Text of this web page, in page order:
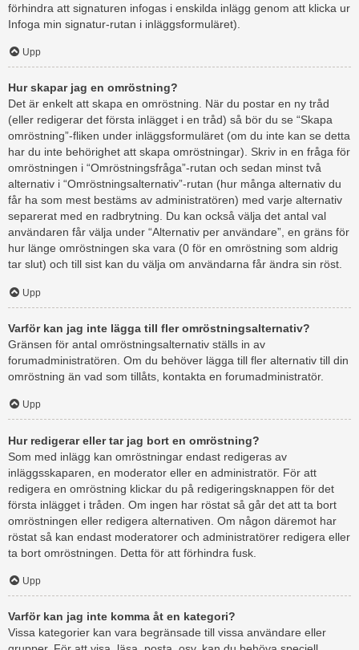
förhindra att signaturen infogas i enskilda inlägg genom att klicka ur
Infoga min signatur-rutan i inläggsformuläret).
Upp
Hur skapar jag en omröstning?
Det är enkelt att skapa en omröstning. När du postar en ny tråd
(eller redigerar det första inlägget i en tråd) så bör du se “Skapa
omröstning”-fliken under inläggsformuläret (om du inte kan se detta
har du inte behörighet att skapa omröstningar). Skriv in en fråga för
omröstningen i “Omröstningsfråga”-rutan och sedan minst två
alternativ i “Omröstningsalternativ”-rutan (hur många alternativ du
får ha som mest bestäms av administratören) med varje alternativ
separerat med en radbrytning. Du kan också välja det antal val
användaren får välja under “Alternativ per användare”, en gräns för
hur länge omröstningen ska vara (0 för en omröstning som aldrig
tar slut) och till sist kan du välja om användarna får ändra sin röst.
Upp
Varför kan jag inte lägga till fler omröstningsalternativ?
Gränsen för antal omröstningsalternativ ställs in av
forumadministratören. Om du behöver lägga till fler alternativ till din
omröstning än vad som tillåts, kontakta en forumadministratör.
Upp
Hur redigerar eller tar jag bort en omröstning?
Som med inlägg kan omröstningar endast redigeras av
inläggsskaparen, en moderator eller en administratör. För att
redigera en omröstning klickar du på redigeringsknappen för det
första inlägget i tråden. Om ingen har röstat så går det att ta bort
omröstningen eller redigera alternativen. Om någon däremot har
röstat så kan endast moderatorer och administratörer redigera eller
ta bort omröstningen. Detta för att förhindra fusk.
Upp
Varför kan jag inte komma åt en kategori?
Vissa kategorier kan vara begränsade till vissa användare eller